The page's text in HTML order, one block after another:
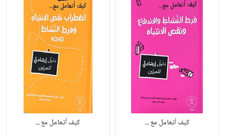
كيف أتعامل مع ... كيف أتعامل مع ...